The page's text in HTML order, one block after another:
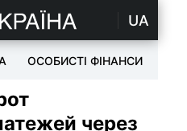
UA
ОСОБИСТІ ФІНАНСИ
через